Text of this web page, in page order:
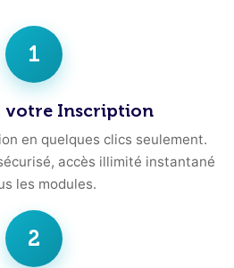
1
votre Inscription
en quelques clics seulement.
accès illimité instantané
les modules.
2